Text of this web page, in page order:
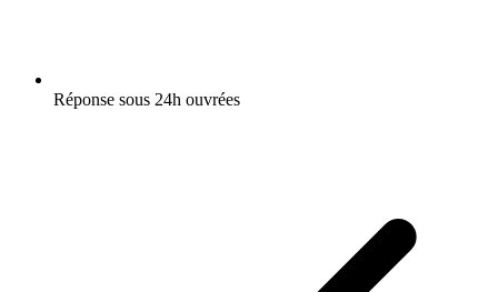
Réponse sous 24h ouvrées